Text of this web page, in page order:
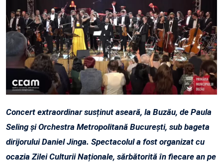
Concert extraordinar susținut aseară, la Buzău, de Paula
Seling și Orchestra Metropolitană București, sub bageta
dirijorului Daniel Jinga. Spectacolul a fost organizat cu
ocazia Zilei Culturii Naționale, sărbătorită în fiecare an pe